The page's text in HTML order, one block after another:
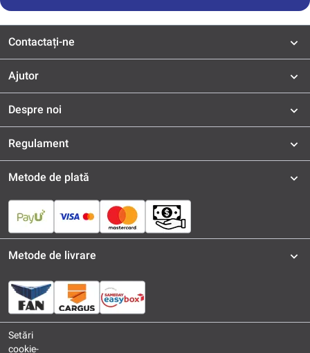
Contactați-ne
Ajutor
Despre noi
Regulament
Metode de plată
Metode de livrare
Setări
cookie-